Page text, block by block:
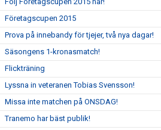
Företagscupen 2015
Prova på innebandy för tjejer, två nya dagar!
Säsongens 1-kronasmatch!
Flickträning
Lyssna in veteranen Tobias Svensson!
Missa inte matchen på ONSDAG!
Tranemo har bäst publik!